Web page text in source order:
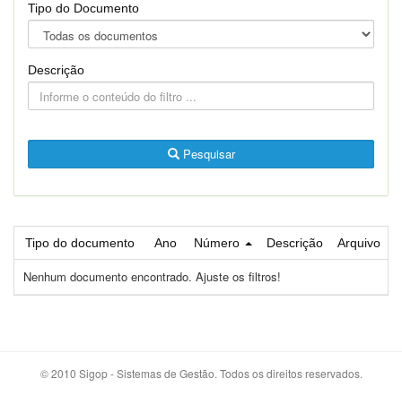
Tipo do Documento
Descrição
Pesquisar
Tipo do documento Ano Número Descrição Arquivo
Nenhum documento encontrado. Ajuste os filtros!
© 2010 Sigop - Sistemas de Gestão. Todos os direitos reservados.